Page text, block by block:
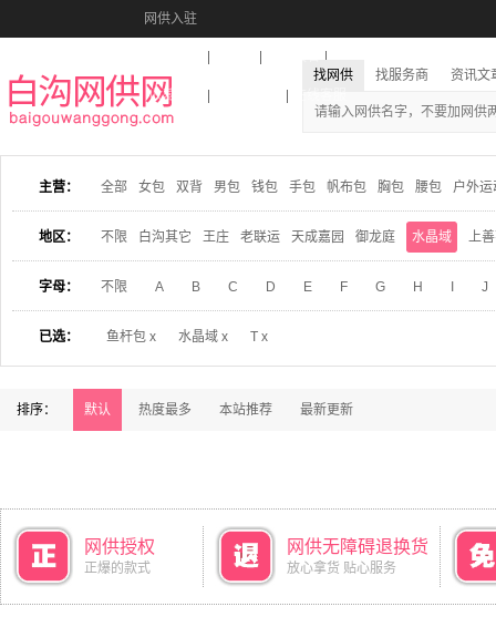
网供入驻
收藏本站
找网供 找服务商 资讯文
主营： 全部 女包 双背 男包 钱包 手包 帆布包 胸包 腰包 户外运
地区： 不限 白沟其它 王庄 老联运 天成嘉园 御龙庭 水晶域 上
字母： 不限 A B C D E F G H J
已选： 鱼杆包 x 水晶域 x T x
排序： 默认 热度最多 本站推荐 最新更新
网供授权
正爆的款式
网供无障碍退换货
放心拿货 贴心服务